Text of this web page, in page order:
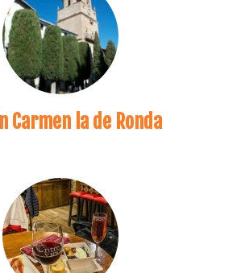
Carmen la de Ronda